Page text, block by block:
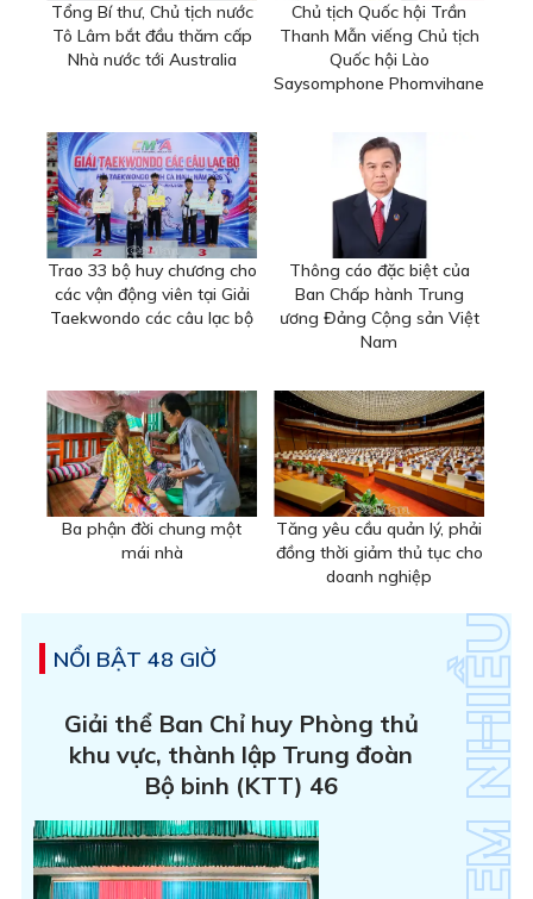
Tổng Bí thư, Chủ tịch nước
Tô Lâm bắt đầu thăm cấp
Nhà nước tới Australia
Chủ tịch Quốc hội Trần
Thanh Mẫn viếng Chủ tịch
Quốc hội Lào
Saysomphone Phomvihane
Trao 33 bộ huy chương cho
các vận động viên tại Giải
Taekwondo các câu lạc bộ
Thông cáo đặc biệt của
Ban Chấp hành Trung
ương Đảng Cộng sản Việt
Nam
Ba phận đời chung một
mái nhà
Tăng yêu cầu quản lý, phải
đồng thời giảm thủ tục cho
doanh nghiệp
NỔI BẬT 48 GIỜ
Giải thể Ban Chỉ huy Phòng thủ
khu vực, thành lập Trung đoàn
Bộ binh (KTT) 46